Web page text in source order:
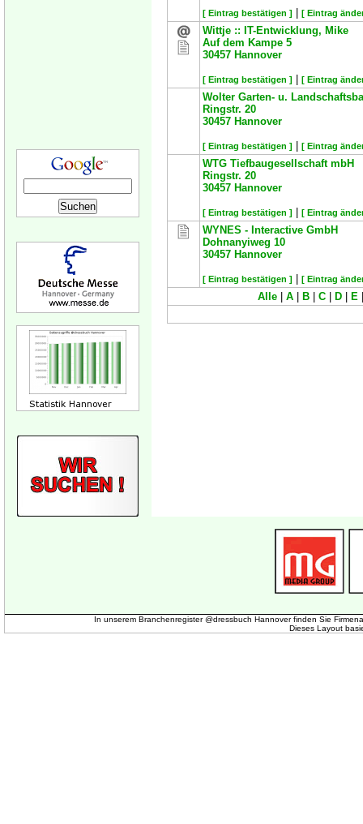
[ Eintrag bestätigen ] [ Eintrag
Wittje :: IT-Entwicklung, Mike
Auf dem Kampe 5
30457 Hannover
[ Eintrag bestätigen ] [ Eintrag
Wolter Garten- u.
Ringstr. 20
30457 Hannover
[ Eintrag bestätigen ] [ Eintrag
WTG Tiefbaugesellschaft mbH
Ringstr. 20
30457 Hannover
[ Eintrag bestätigen ] [ Eintrag
WYNES - Interactive GmbH
Dohnanyiweg 10
30457 Hannover
[ Eintrag bestätigen ] [ Eintrag
Alle A B C D E
In unserem Branchenregister @dressbuch Hannover finden Sie
Dieses Layout